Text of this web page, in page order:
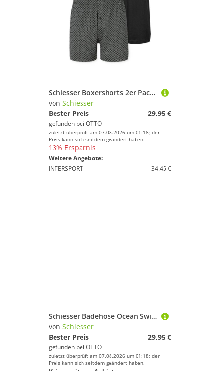
Schiesser Boxershorts 2er Pack Singel-Jersey (Spar-Set, 2-St) Boxershorts - Baumwolle - mit Eingriff - Atmungsaktiv
von Schiesser
Bester Preis
29,95 €
gefunden bei OTTO
zuletzt überprüft am 07.08.2026 um 01:18; der
Preis kann sich seitdem geändert haben.
13% Ersparnis
Weitere Angebote:
INTERSPORT
34,45 €
Schiesser Badehose Ocean Swim Schwimmhose, Schwimmshorts, Badebekleidung
von Schiesser
Bester Preis
29,95 €
gefunden bei OTTO
zuletzt überprüft am 07.08.2026 um 01:18; der
Preis kann sich seitdem geändert haben.